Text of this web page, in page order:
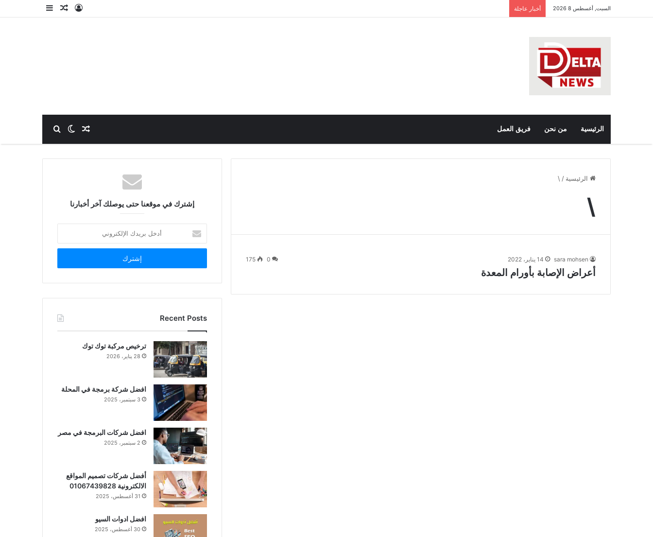
السبت, أغسطس 8 2026 أخبار عاجلة تسجيل الدخول
مقال عشوائي
إضافة عمود
الرئيسية من نحن فريق العمل مقال عشوائي
الوضع المظلم
بحث عن
الرئيسية /
\
\
sara mohsen 14 يناير، 2022 0
175
أعراض الإصابة بأورام المعدة
إشترك في موقعنا حتى يوصلك آخر أخبارنا
بريدك
الإلكتروني
Recent Posts
ترخيص مركبة توك توك
28 يناير، 2026
افضل شركة برمجة في المحلة
3 سبتمبر، 2025
افضل شركات البرمجة في مصر
2 سبتمبر، 2025
أفضل شركات تصميم المواقع
الالكترونية 01067439828
31 أغسطس، 2025
افضل ادوات السيو
30 أغسطس، 2025